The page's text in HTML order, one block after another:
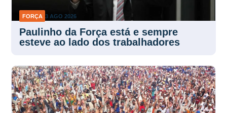
FORÇA 3 AGO 2026
Paulinho da Força está e sempre
esteve ao lado dos trabalhadores